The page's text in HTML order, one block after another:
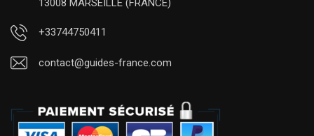
13008 MARSEILLE (FRANCE)
+33744750411
contact@guides-france.com